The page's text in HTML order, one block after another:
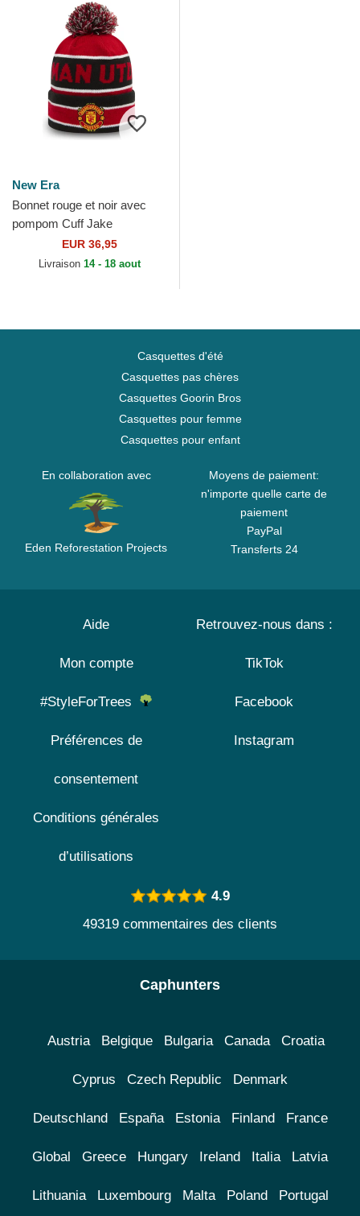
New Era
Bonnet rouge et noir avec
pompom Cuff Jake
Manchester United Football
Club Premier League New
EUR 36,95
Livraison 14 - 18 aout
Casquettes d'été
Casquettes pas chères
Casquettes Goorin Bros
Casquettes pour femme
Casquettes pour enfant
En collaboration avec
Eden Reforestation Projects
Moyens de paiement:
n'importe quelle carte de
paiement
PayPal
Transferts 24
Aide
Mon compte
#StyleForTrees
Préférences de
consentement
Conditions générales
d’utilisations
Retrouvez-nous dans :
TikTok
Facebook
Instagram
4.9
49319 commentaires des clients
Caphunters
Austria Belgique Bulgaria Canada Croatia
Cyprus Czech Republic Denmark
Deutschland España Estonia Finland France
Global Greece Hungary Ireland Italia Latvia
Lithuania Luxembourg Malta Poland Portugal